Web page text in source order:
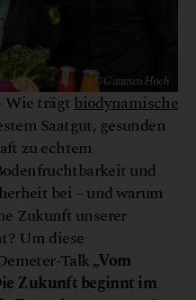
© Gaumen Hoch
Wie trägtbiodynamische
Saatgut, gesunden
zu echtem
und
bei – und warum
Zukunft unserer
Um diese
Talk„Vom
Zukunft beginnt im